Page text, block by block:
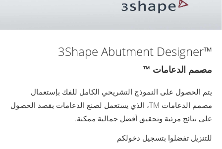
™3Shape Abutment Designer
مصمم الدعامات ™
يتم الحصول على النموذج التشريحي الكامل للفك بإستعمال
مصمم الدعامات TM، الذي يستعمل لصنع الدعامات بقصد الحصول
على نتائج مرئية وتحقيق أفضل جمالية ممكنة.
للتنزيل تفضلوا بتسجيل دخولكم